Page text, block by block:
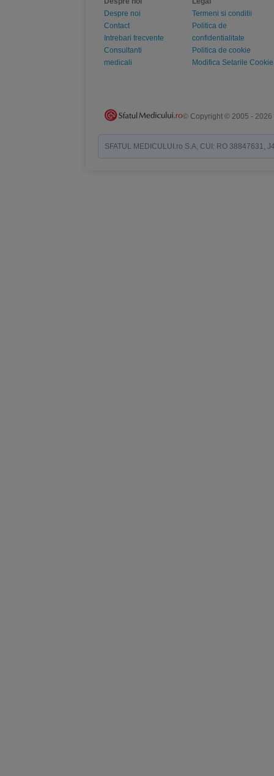
Despre noi
Contact
Intrebari frecvente
Consultanti
medicali
Termeni si conditii
Politica de
confidentialitate
Politica de cookie
Modifica Setarile Cookie
© Copyright © 2005 - 2026
SFATUL MEDICULUI.ro S.A, CUI: RO 38847631,